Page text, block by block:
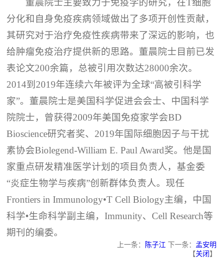
董晨院士主要致力于免疫学的研究，在T细胞
分化和自身免疫疾病领域做出了多项开创性贡献，
其研究对于治疗免疫性疾病带来了深远的影响，也
给肿瘤免疫治疗提供新的思路。董晨院士目前已发
表论文200余篇，总被引用次数达28000余次。
2014到2019年连续六年被评为全球“高被引科学
家”。董晨院士是美国科学促进会会士、中国科学
院院士，曾获得2009年美国免疫家学会BD
Bioscience研究者奖、2019年国际细胞因子与干扰
素协会Biolegend-William E. Paul Award奖。他是国
家重点研发精准医学计划的项目负责人，基金委
“炎症生物学与疾病”创新群体负责人。现任
Frontiers in Immunology•T Cell Biology主编，中国
科学•生命科学副主编，Immunity、Cell Research等
期刊的编委。
上一条： 陈子江 下一条： 孟安明
【关闭 】